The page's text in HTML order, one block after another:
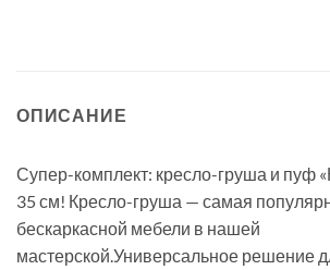
ОПИСАНИЕ
Супер-комплект: кресло-груша и пуф
35 см! Кресло-груша — самая
бескаркасной мебели в нашей
мастерской.Универсальное решение